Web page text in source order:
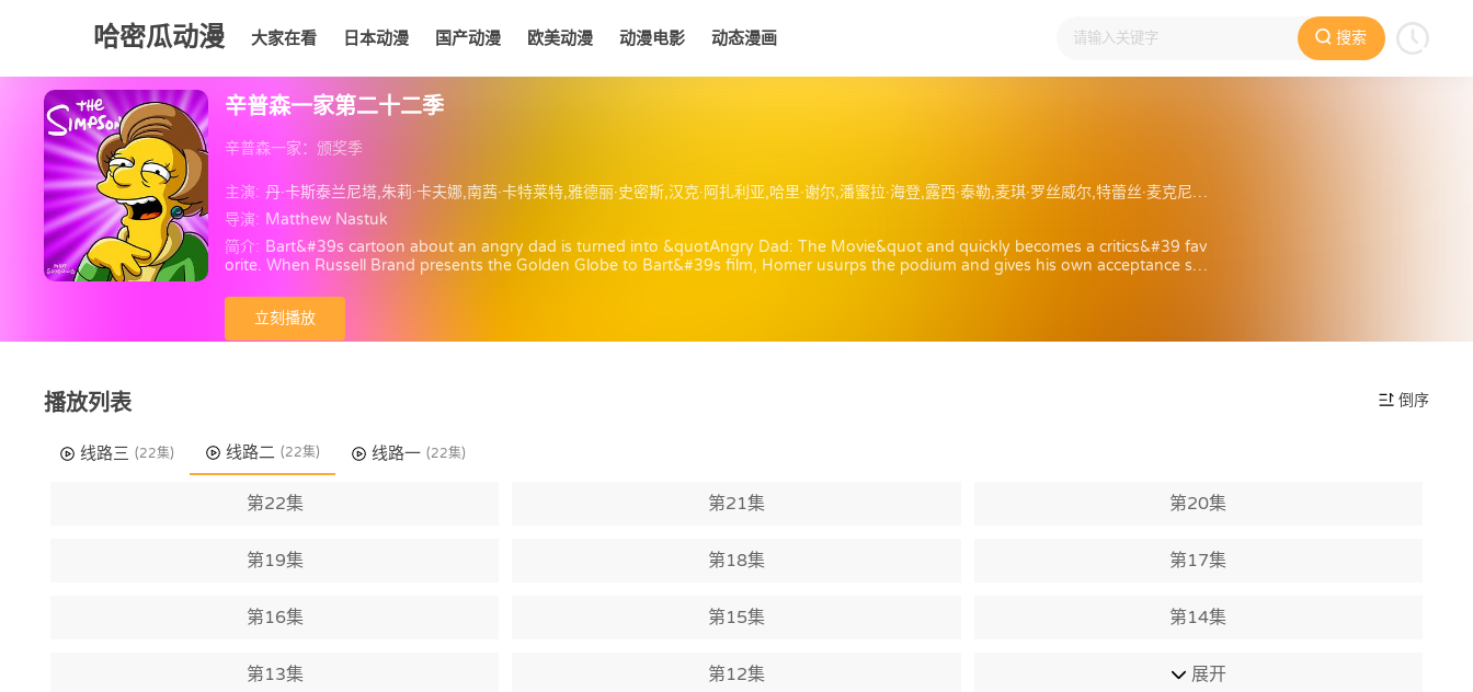
哈密瓜动漫 大家在看 日本动漫 国产动漫 欧美动漫 动漫电影 动态漫画 搜索
大家在看 日本动漫 国产动漫 欧美动漫
辛普森一家第二十二季
辛普森一家：颁奖季
主演: 丹·卡斯泰兰尼塔,朱莉·卡夫娜,南茜·卡特莱特,雅德丽·史密斯,汉克·阿扎利亚,哈里·谢尔,潘蜜拉·海登,露西·泰勒,麦琪·罗丝威尔,特蕾丝·麦克尼尔,玛西娅·华莱士,卡尔·维耶德戈特,克里斯·埃杰利,杰梅奈·克莱门特,伊拉·格拉斯,布雷特·麦肯齐,丽亚·米雪儿,安伯·莱利,柯瑞·蒙特斯,史蒂芬·霍金,克里斯·汉森,马克·扎克伯格,休·劳瑞,丹尼尔·雷德克里夫,特瑞·格里恩,丹尼卡·帕翠克,蕾切尔·薇兹,玛莎·斯图尔特,凯蒂·派瑞,乔·曼特纳,乔恩·哈姆,艾丽森·汉妮根,斯科特·汤普森,克里斯汀·韦格,迈
导演: Matthew Nastuk
简介: Bart&#39s cartoon about an angry dad is turned into &quotAngry Dad: The Movie&quot and quickly becomes a critics&#39 fav
orite. When Russell Brand presents the Golden Globe to Bart&#39s film, Homer usurps the podium and gives his own acceptance spe
n Oscar nomination, Bart keeps it a secret. With the help of DJ Kwanzaa, Homer and Marge arrive at the ceremony just as Halle Berry
presents the award. Bart&#39s fellow nominee, Nick Park, helps him realize that creating a film is a team effort, and Bart gives credit
where credit is due.
立刻播放
播放列表 倒序
线路三 (22集) 线路二 (22集) 线路一 (22集)
第22集 第21集 第20集
第19集 第18集 第17集
第16集 第15集 第14集
第13集 第12集 展开